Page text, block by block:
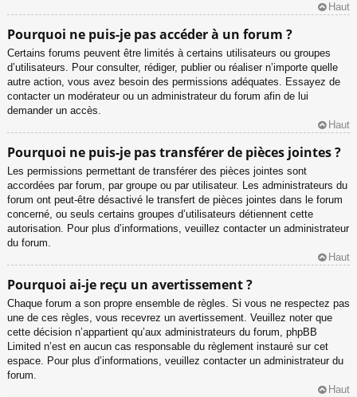
Haut
Pourquoi ne puis-je pas accéder à un forum ?
Certains forums peuvent être limités à certains utilisateurs ou groupes
d’utilisateurs. Pour consulter, rédiger, publier ou réaliser n’importe quelle
autre action, vous avez besoin des permissions adéquates. Essayez de
contacter un modérateur ou un administrateur du forum afin de lui
demander un accès.
Haut
Pourquoi ne puis-je pas transférer de pièces jointes ?
Les permissions permettant de transférer des pièces jointes sont
accordées par forum, par groupe ou par utilisateur. Les administrateurs du
forum ont peut-être désactivé le transfert de pièces jointes dans le forum
concerné, ou seuls certains groupes d’utilisateurs détiennent cette
autorisation. Pour plus d’informations, veuillez contacter un administrateur
du forum.
Haut
Pourquoi ai-je reçu un avertissement ?
Chaque forum a son propre ensemble de règles. Si vous ne respectez pas
une de ces règles, vous recevrez un avertissement. Veuillez noter que
cette décision n’appartient qu’aux administrateurs du forum, phpBB
Limited n’est en aucun cas responsable du règlement instauré sur cet
espace. Pour plus d’informations, veuillez contacter un administrateur du
forum.
Haut